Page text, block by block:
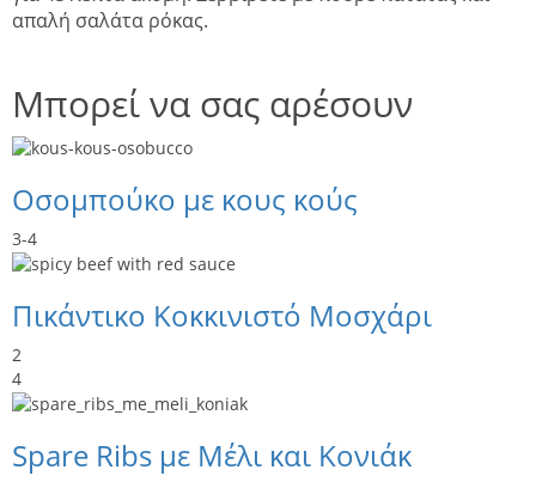
απαλή σαλάτα ρόκας.
Μπορεί να σας αρέσουν
Οσομπούκο με κους κούς
3-4
Πικάντικο Κοκκινιστό Μοσχάρι
2
4
Spare Ribs με Μέλι και Κονιάκ